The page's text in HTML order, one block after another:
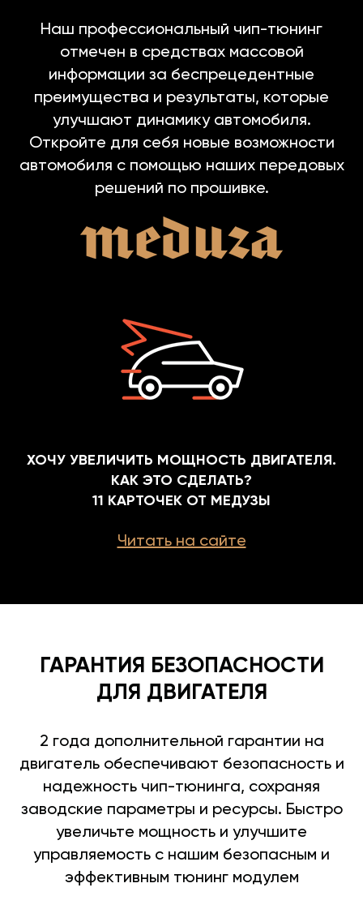
Наш профессиональный чип-тюнинг
отмечен в средствах массовой
информации за беспрецедентные
преимущества и результаты, которые
улучшают динамику автомобиля.
Откройте для себя новые возможности
автомобиля с помощью наших передовых
решений по прошивке.
ХОЧУ УВЕЛИЧИТЬ МОЩНОСТЬ ДВИГАТЕЛЯ.
КАК ЭТО СДЕЛАТЬ?
11 КАРТОЧЕК ОТ МЕДУЗЫ
Читать на сайте
ГАРАНТИЯ БЕЗОПАСНОСТИ
ДЛЯ ДВИГАТЕЛЯ
2 года дополнительной гарантии на
двигатель обеспечивают безопасность и
надежность чип-тюнинга, сохраняя
заводские параметры и ресурсы. Быстро
увеличьте мощность и улучшите
управляемость с нашим безопасным и
эффективным тюнинг модулем